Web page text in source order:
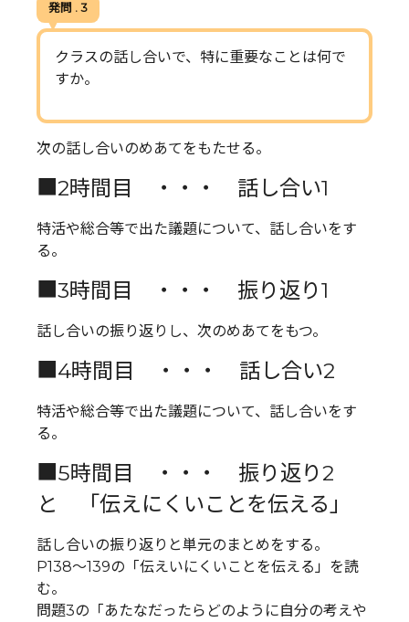
発問 . 3
クラスの話し合いで、特に重要なことは何で
すか。
次の話し合いのめあてをもたせる。
■2時間目 ・・・ 話し合い1
特活や総合等で出た議題について、話し合いをす
る。
■3時間目 ・・・ 振り返り1
話し合いの振り返りし、次のめあてをもつ。
■4時間目 ・・・ 話し合い2
特活や総合等で出た議題について、話し合いをす
る。
■5時間目 ・・・ 振り返り2
と 「伝えにくいことを伝える」
話し合いの振り返りと単元のまとめをする。
P138～139の「伝えいにくいことを伝える」を読
む。
問題3の「あたなだったらどのように自分の考えや